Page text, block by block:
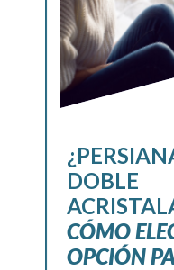
DOBLE
CÓMO
OPCIÓN